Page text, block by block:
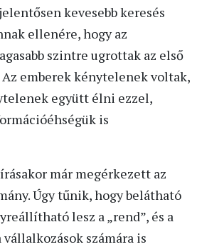
kevesebb keresés
ellenére, hogy az
szintre ugrottak az első
emberek kénytelenek voltak,
együtt élni ezzel,
is
már megérkezett az
Úgy tűnik, hogy belátható
lesz a „rend”, és a
vállalkozások számára is